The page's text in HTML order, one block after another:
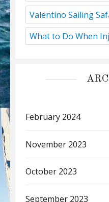
Valentino Sailing
What to Do When
February 2024
November 2023
October 2023
September 2023